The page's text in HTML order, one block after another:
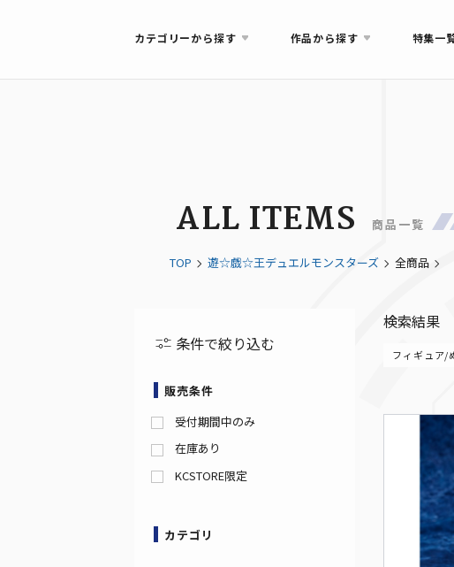
カテゴリーから探す 作品から探す 特集一
ALL ITEMS 商品一覧
TOP 遊☆戯☆王デュエルモンスターズ 全商品
条件で絞り込む
販売条件
受付期間中のみ
在庫あり
KCSTORE限定
カテゴリ
検索結果
フィギュア/